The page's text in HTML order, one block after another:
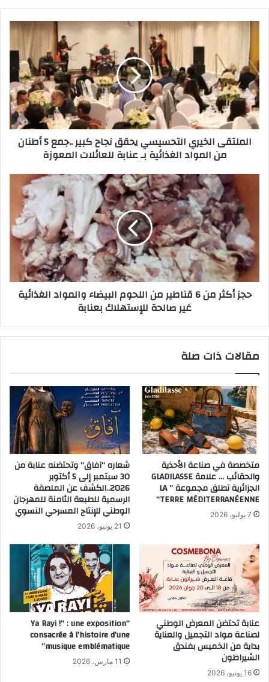
الملتقى الخيري التحسيسي يحقق نجاح كبير ..جمع 5 أطنان
من المواد الغذائية بـ عنابة للعائلات المعوزة
حجز أكثر من 6 قناطير من اللحوم البيضاء والمواد الغذائية
غير صالحة للإستهلاك بعنابة
مقالات ذات صلة
متخصصة في صناعة الأحذية
والحقائب … علامة GLADILASSE
الجزائرية تطلق مجموعة ” LA
TERRE MÉDITERRANÉENNE”
7 يوليو، 2026
شعاره “آفاق” وتحتضنه عنابة من
30 سبتمبر إلى 5 أكتوبر
2026..الكشف عن الملصقة
الرسمية للطبعة الثامنة للمهرجان
الوطني للإنتاج المسرحي النسوي
21 يونيو، 2026
عنابة تحتضن المعرض الوطني
لصناعة مواد التجميل والعناية
بداية من الخميس بفندق
الشيراطون
16 يونيو، 2026
“Ya Rayi !” : une exposition
consacrée à l’histoire d’une
musique emblématique”
11 مارس، 2026